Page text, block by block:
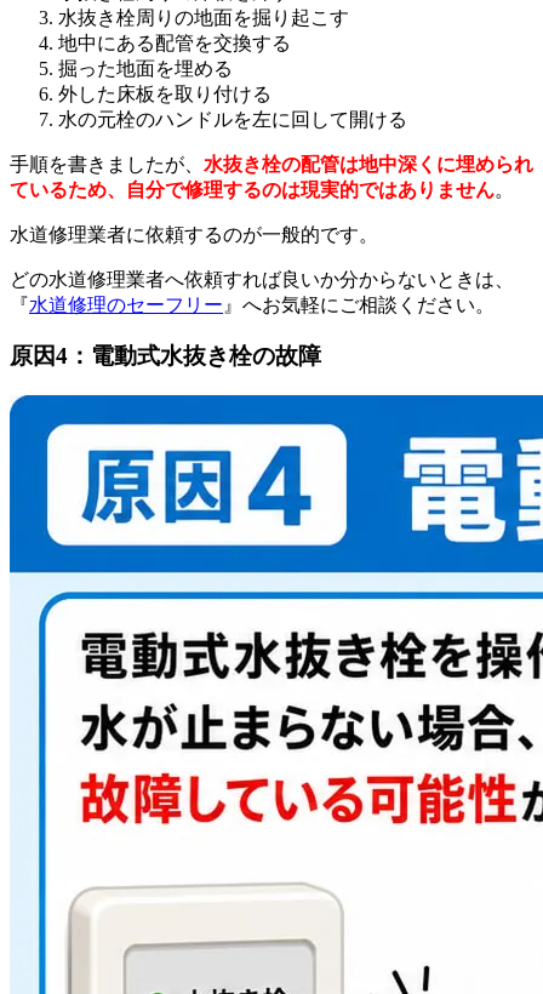
水抜き栓周りの地面を掘り起こす
地中にある配管を交換する
掘った地面を埋める
外した床板を取り付ける
水の元栓のハンドルを左に回して開ける
手順を書きましたが、 水抜き栓の配管は地中深くに埋められ
ているため、自分で修理するのは現実的ではありません。
水道修理業者に依頼するのが一般的です。
どの水道修理業者へ依頼すれば良いか分からないときは、
『水道修理のセーフリー 』へお気軽にご相談ください。
原因4：電動式水抜き栓の故障